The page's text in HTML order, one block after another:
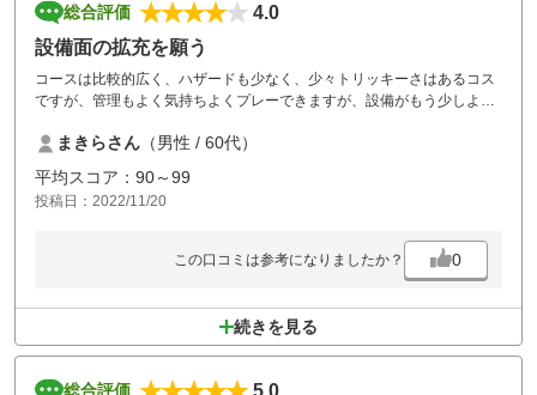
総合評価
4.0
設備面の拡充を願う
コースは比較的広く、ハザードも少なく、少々トリッキーさはあるコス
ですが、管理もよく気持ちよくプレーできますが、設備がもう少しよく
カートにはもうどこでもタブレットが装着されて、コースマップや前の
組との距離など表示するものはついてますがここは未装着です。また、
いまだに貴重品はフロントにあづける方式。そして、お風呂の洗面には
何もアメニティーがありません。ここは改善を要望します。
まきらさん （男性 / 60代）
平均スコア：90～99
投稿日：2022/11/20
この口コミは参考になりましたか？ 0
続きを見る
総合評価 5.0